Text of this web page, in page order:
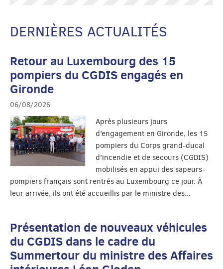
DERNIÈRES ACTUALITÉS
Retour au Luxembourg des 15
pompiers du CGDIS engagés en
Gironde
06/08/2026
Après plusieurs jours
d’engagement en Gironde, les 15
pompiers du Corps grand-ducal
d’incendie et de secours (CGDIS)
mobilisés en appui des sapeurs-
pompiers français sont rentrés au Luxembourg ce jour. À
leur arrivée, ils ont été accueillis par le ministre des...
Présentation de nouveaux véhicules
du CGDIS dans le cadre du
Summertour du ministre des Affaires